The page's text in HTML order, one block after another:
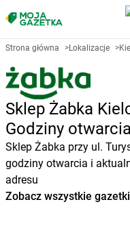
Strona główna >Lokalizacje >
Sklep Żabka
Godziny
Sklep Żabka przy ul.
godziny otwarcia i
adresu
Zobacz wszystkie